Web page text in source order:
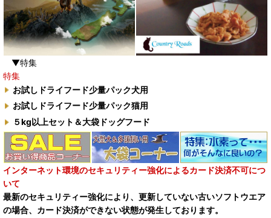
▼特集
特集
お試しドライフード少量パック犬用
お試しドライフード少量パック猫用
５kg以上セット＆大袋ドッグフード
インターネット環境のセキュリティー強化によるカード決済不可につ
いて
最新のセキュリティー強化により、更新していない古いソフトウエア
の場合、カード決済ができない状態が発生しております。